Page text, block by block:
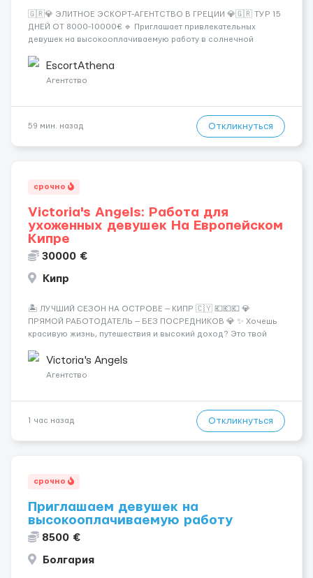
🇬🇷💎 ЭЛИТНОЕ ЭСКОРТ-АГЕНТСТВО В ГРЕЦИИ 💎🇬🇷 ТУР 15
ДНЕЙ ОТ 8000-10000€ 🔹 Приглашает привлекательных
девушек на высокооплачиваемую работу в солнечной
хорошие деньги 💶 — это предложение для тебя! 🔹
Требования: ✔️ Возраст от ...
EscortAthena
Агентство
59 мин. назад Откликнуться
срочно
Victoria's Angels: Работа для
ухоженных девушек На Европейском
Кипре
30000 €
Кипр
🏝️ ЛУЧШИЙ СЕЗОН НА ОСТРОВЕ — КИПР 🇨🇾 💶💶💶 💎
ПРЯМОЙ РАБОТОДАТЕЛЬ — БЕЗ ПОСРЕДНИКОВ 💎 ✨ Хочешь
красивую жизнь, путешествия и высокий доход? Это твой
Опытная команда с годами практики — Стабильный поток
клиентов (без ...
Victoria's Angels
Агентство
1 час назад Откликнуться
срочно
Приглашаем девушек на
высокооплачиваемую работу
8500 €
Болгария